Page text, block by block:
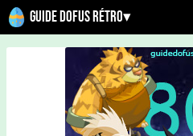
Guide Dofus Rétro▾